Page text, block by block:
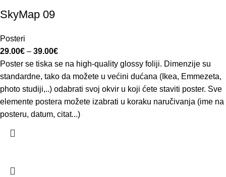
SkyMap 09
Posteri
29.00€ – 39.00€
Poster se tiska se na high-quality glossy foliji. Dimenzije su
standardne, tako da možete u većini dućana (Ikea, Emmezeta,
photo studiji,..) odabrati svoj okvir u koji ćete staviti poster. Sve
elemente postera možete izabrati u koraku naručivanja (ime na
posteru, datum, citat...)